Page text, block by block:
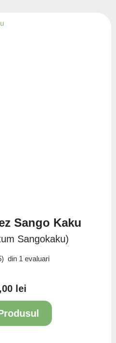
Sango Kaku
Sangokaku)
din 1 evaluari
Pretlei